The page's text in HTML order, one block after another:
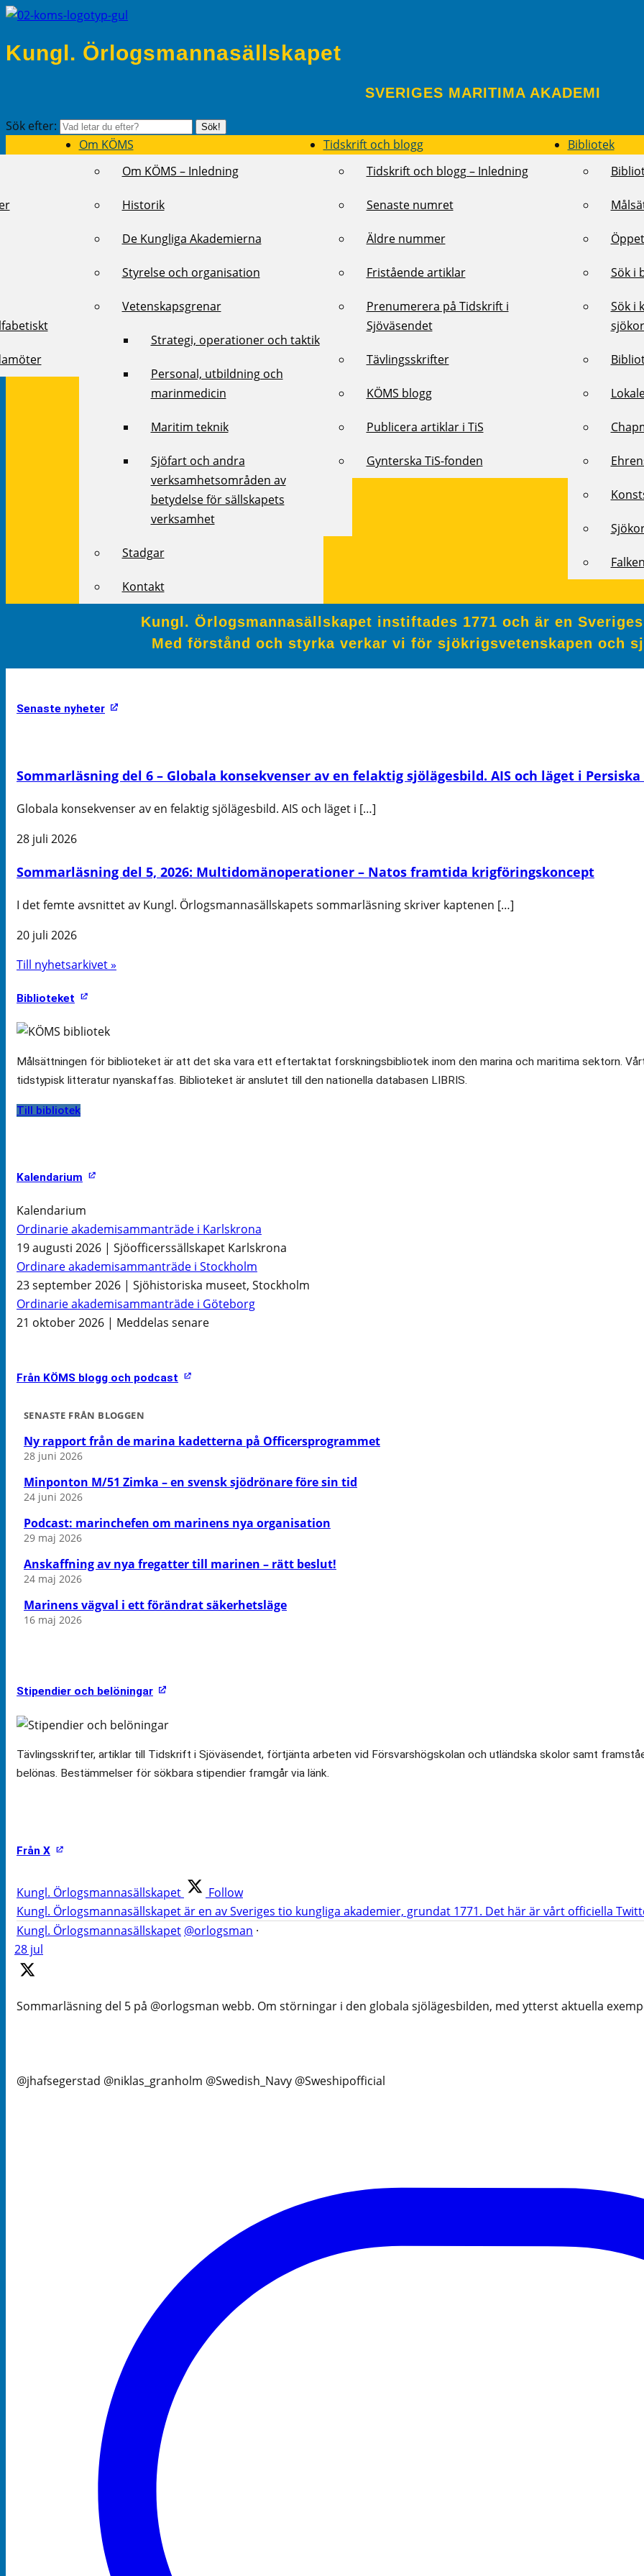
Kungl. Örlogsmannasällskapet
SVERIGES MARITIMA AKADEMI
Sök efter: Sök!
Om KÖMS
Om KÖMS – Inledning
Historik
De Kungliga Akademierna
Styrelse och organisation
Vetenskapsgrenar
Strategi, operationer och taktik
Personal, utbildning och
marinmedicin
Maritim teknik
Sjöfart och andra
verksamhetsområden av
betydelse för sällskapets
verksamhet
Stadgar
Kontakt
Tidskrift och blogg
Tidskrift och blogg – Inledning
Senaste numret
Äldre nummer
Fristående artiklar
Prenumerera på Tidskrift i
Sjöväsendet
Tävlingsskrifter
KÖMS blogg
Publicera artiklar i TiS
Gynterska TiS-fonden
Bibliotek
Sök i
Sök i
Kungl. Örlogsmannasällskapet instiftades 1771 och är en
Med förstånd och styrka verkar vi för sjökrigsvetenskapen och
Senaste nyheter
Sommarläsning del 6 – Globala konsekvenser av en felaktig sjölägesbild. AIS och läget i
Globala konsekvenser av en felaktig sjölägesbild. AIS och läget i […]
28 juli 2026
Sommarläsning del 5, 2026: Multidomänoperationer – Natos framtida krigföringskoncept
I det femte avsnittet av Kungl. Örlogsmannasällskapets sommarläsning skriver kaptenen […]
20 juli 2026
Till nyhetsarkivet »
Biblioteket
Målsättningen för biblioteket är att det ska vara ett eftertaktat forskningsbibliotek inom den marina och maritima sektorn.
tidstypisk litteratur nyanskaffas. Biblioteket är anslutet till den nationella databasen LIBRIS.
Till bibliotek
Kalendarium
Kalendarium
Ordinarie akademisammanträde i Karlskrona
19 augusti 2026 | Sjöofficerssällskapet Karlskrona
Ordinare akademisammanträde i Stockholm
23 september 2026 | Sjöhistoriska museet, Stockholm
Ordinarie akademisammanträde i Göteborg
21 oktober 2026 | Meddelas senare
Från KÖMS blogg och podcast
SENASTE FRÅN BLOGGEN
Ny rapport från de marina kadetterna på Officersprogrammet
28 juni 2026
Minponton M/51 Zimka – en svensk sjödrönare före sin tid
24 juni 2026
Podcast: marinchefen om marinens nya organisation
29 maj 2026
Anskaffning av nya fregatter till marinen – rätt beslut!
24 maj 2026
Marinens vägval i ett förändrat säkerhetsläge
16 maj 2026
Stipendier och belöningar
Tävlingsskrifter, artiklar till Tidskrift i Sjöväsendet, förtjänta arbeten vid Försvarshögskolan och utländska skolor samt
belönas. Bestämmelser för sökbara stipendier framgår via länk.
Från X
Kungl. Örlogsmannasällskapet
Follow
Kungl. Örlogsmannasällskapet är en av Sveriges tio kungliga akademier, grundat 1771. Det här är vårt officiella
Kungl. Örlogsmannasällskapet @orlogsman ·
28 jul
Sommarläsning del 5 på @orlogsman webb. Om störningar i den globala sjölägesbilden, med ytterst aktuella
@jhafsegerstad @niklas_granholm @Swedish_Navy @Sweshipofficial